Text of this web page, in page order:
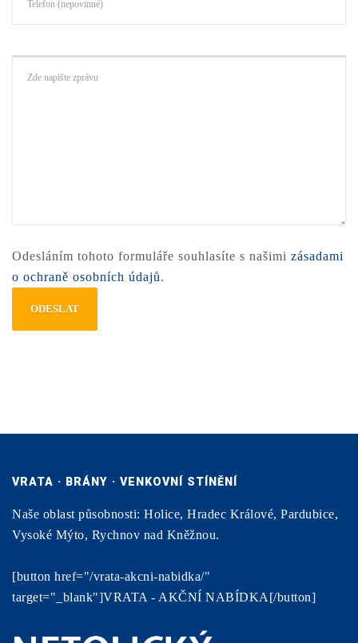
Odesláním tohoto formuláře souhlasíte s našimi zásadami
o ochraně osobních údajů.
VRATA · BRÁNY · VENKOVNÍ STÍNĚNÍ
Naše oblast působnosti: Holice, Hradec Králové, Pardubice,
Vysoké Mýto, Rychnov nad Kněžnou.
[button href="/vrata-akcni-nabidka/"
target="_blank"]VRATA - AKČNÍ NABÍDKA[/button]